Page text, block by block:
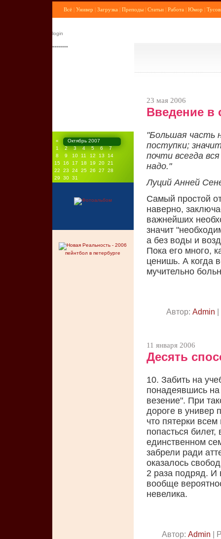
Всё| Универ | Загрузка | Преподы| Статьи| Работа | Юмор |
«
Октябрь 2007
1
2 3 4 5 6
7
8
9 10 11 12 13
14
15
16 17 18 19 20 21
22
23 24 25 26 27
28
29
30 31
пейнтбол в петербурге
23 мая 2006
Введение в
"Большая часть
поступки;
почти всегда
надо."
Луций Анней
Самый простой
наверно,
важнейших
значит
а без воды и
Пока его много,
ценишь. А когда
мучительно
Автор: Admin |
11 января 2006
Десять
10. Забить на
понадеявшись
везение". При
дороге в универ
что пятерки
попасться
единственном
забрели ради
оказалось
2 раза подряд. И
вообще
невелика.
Автор: Admin |